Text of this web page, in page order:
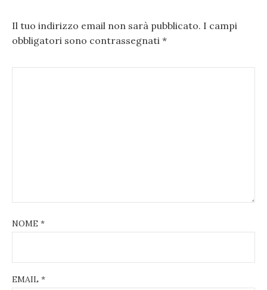
Il tuo indirizzo email non sarà pubblicato. I campi
obbligatori sono contrassegnati *
NOME *
EMAIL *